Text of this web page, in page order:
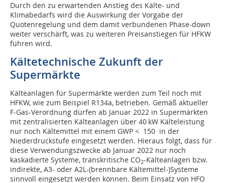
Durch den zu erwartenden Anstieg des Kälte- und
Klimabedarfs wird die Auswirkung der Vorgabe der
Quotenregelung und dem damit verbundenen Phase-down
weiter verschärft, was zu weiteren Preisanstiegen für HFKW
führen wird.
Kältetechnische Zukunft der
Supermärkte
Kälteanlagen für Supermärkte werden zum Teil noch mit
HFKW, wie zum Beispiel R134a, betrieben. Gemäß aktueller
F-Gas-Verordnung dürfen ab Januar 2022 in Supermärkten
mit zentralisierten Kälteanlagen über 40 kW Kälteleistung
nur noch Kältemittel mit einem GWP < 150 in der
Niederdruckstufe eingesetzt werden. Hieraus folgt, dass für
diese Verwendungszwecke ab Januar 2022 nur noch
kaskadierte Systeme, transkritische CO2-Kälteanlagen bzw.
indirekte, A3- oder A2L-(brennbare Kältemittel-)Systeme
sinnvoll eingesetzt werden können. Beim Einsatz von HFO